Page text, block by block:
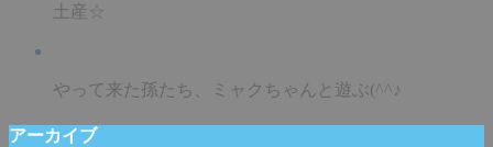
土産☆
やって来た孫たち、ミャクちゃんと遊ぶ(^^♪
アーカイブ